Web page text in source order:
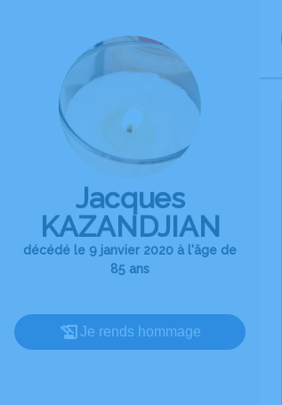
Jacques
KAZANDJIAN
décédé le 9 janvier 2020 à l'âge de
85 ans
Je rends hommage